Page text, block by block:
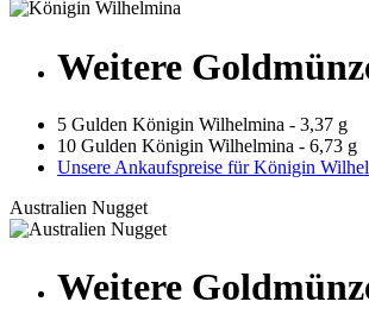
Weitere
5 Gulden Königin Wilhelmina - 3,37 g
10 Gulden Königin Wilhelmina - 6,73 g
Unsere Ankaufspreise für Königin
Australien Nugget
Weitere